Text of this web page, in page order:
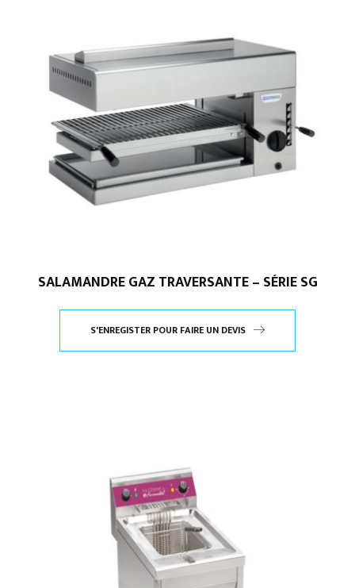
SALAMANDRE GAZ TRAVERSANTE – SÉRIE SG
S'ENREGISTER POUR FAIRE UN DEVIS